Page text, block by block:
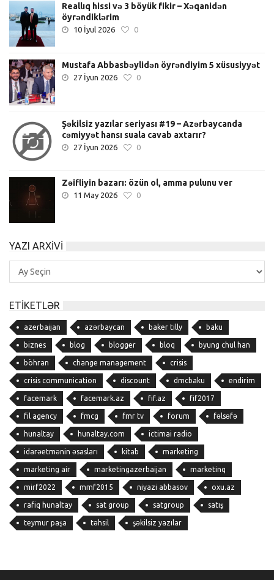
Reallıq hissi və 3 böyük fikir – Xəqanidən
öyrəndiklərim
10 İyul 2026 0
Mustafa Abbasbəylidən öyrəndiyim 5 xüsusiyyət
27 İyun 2026 0
Şəkilsiz yazılar seriyası #19 – Azərbaycanda
cəmiyyət hansı suala cavab axtarır?
27 İyun 2026 0
Zəifliyin bazarı: özün ol, amma pulunu ver
11 May 2026 0
YAZI ARXIVI
Yazı
Arxivi
ETIKETLƏR
azerbaijan azərbaycan baker tilly baku
biznes blog blogger bloq byung chul han
böhran change management crisis
crisis communication discount dmcbaku endirim
facemark facemark.az fif.az fif2017
fil agency fmcg fmr tv forum fəlsəfə
hunaltay hunaltay.com ictimai radio
idarəetmənin əsasları kitab marketing
marketing air marketingazerbaijan marketinq
mirf2022 mmf2015 niyazi abbasov oxu.az
rafiq hunaltay sat group satgroup satış
teymur paşa təhsil şəkilsiz yazılar